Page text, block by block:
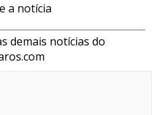
a notícia
demais notícias do